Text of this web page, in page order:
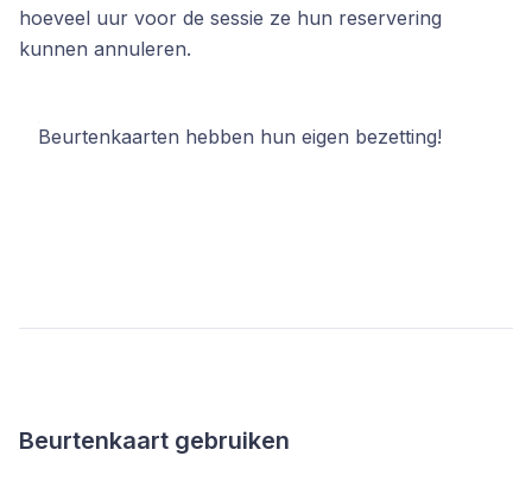
hoeveel uur voor de sessie ze hun reservering
kunnen annuleren.
Beurtenkaarten hebben hun eigen bezetting!
Beurtenkaart gebruiken